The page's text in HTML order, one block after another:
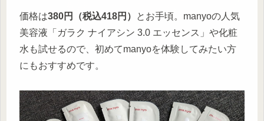
価格は380円（税込418円）
とお手頃。manyoの人気
美容液「ガラク ナイアシン 3.0 エッセンス」や化粧
水も試せるので、初めてmanyoを体験してみたい方
にもおすすめです。